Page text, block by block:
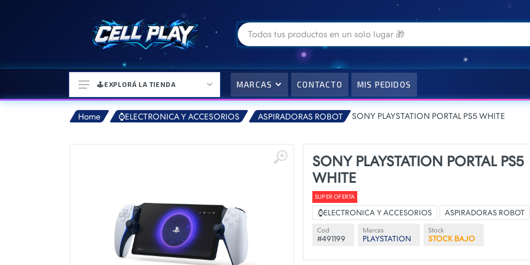
🎧AURICULARES URBANOS🎧
🎮CONSOLAS Y VIDEOJUEGOS
🎵PARLANTES BLUETOOTH🎵
🕹️EXPLORÁ LA TIENDA MARCAS CONTACTO MIS PEDIDOS
Home ⌚ELECTRONICA Y ACCESORIOS ASPIRADORAS ROBOT SONY PLAYSTATION PORTAL PS5 WHITE
SONY PLAYSTATION PORTAL PS5
WHITE
SUPER OFERTA
⌚ELECTRONICA Y ACCESORIOS ASPIRADORAS ROBOT
Cod
#491199
Marcas
PLAYSTATION
Stock
STOCK BAJO